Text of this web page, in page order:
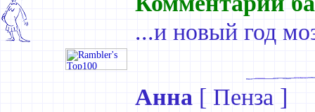
...и новый год
Анна [ Пенза ]